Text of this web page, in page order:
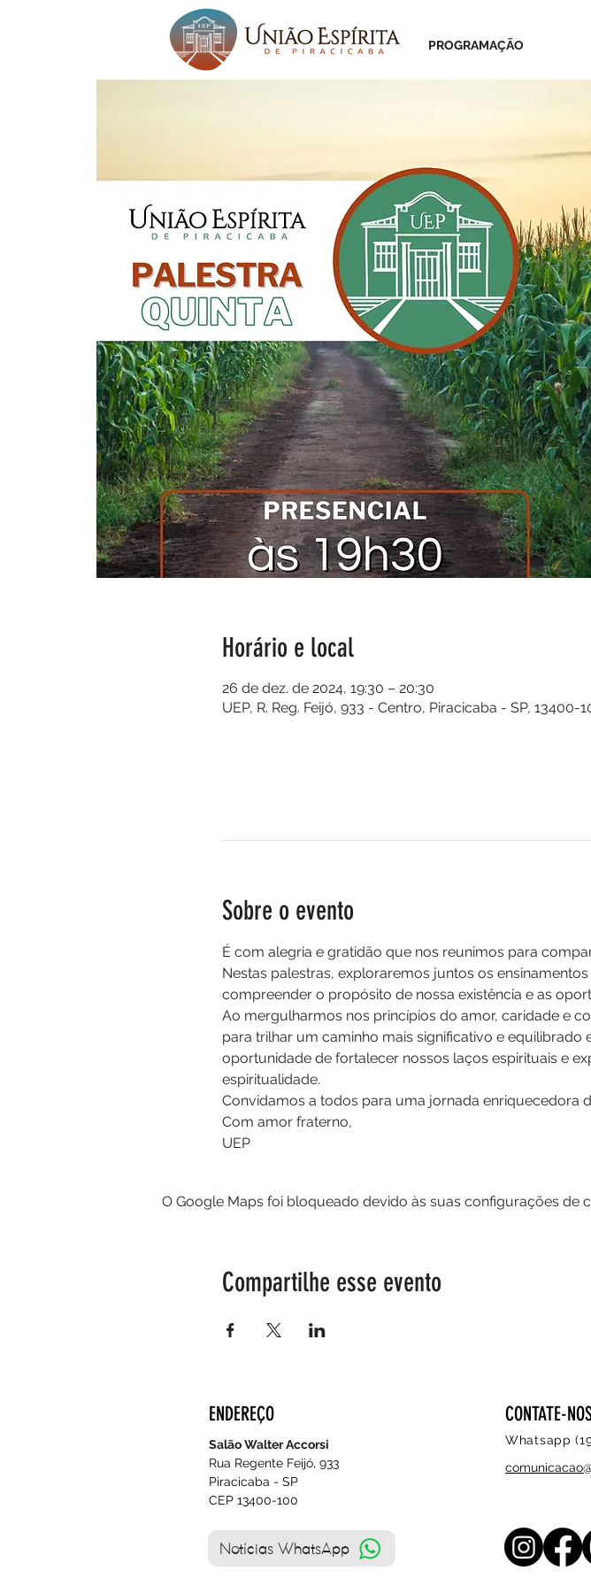
PROGRAMAÇÃO
Horário e local
26 de dez. de 2024, 19:30 – 20:30
UEP, R. Reg. Feijó, 933 - Centro, Piracicaba - SP, 13400-
Sobre o evento
É com alegria e gratidão que nos reunimos para
Nestas palestras, exploraremos juntos os
compreender o propósito de nossa existência e as
Ao mergulharmos nos princípios do amor, caridade e
para trilhar um caminho mais significativo e
oportunidade de fortalecer nossos laços espirituais e
espiritualidade.
Convidamos a todos para uma jornada enriquecedora
Com amor fraterno,
UEP
O Google Maps foi bloqueado devido às suas configurações de
Compartilhe esse evento
ENDEREÇO
Salão Walter Accorsi
Rua Regente Feijó, 933
Piracicaba - SP
CEP 13400-100
Notícias WhatsApp
CONTATE-
Whatsapp